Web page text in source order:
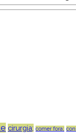
cirurgia; comer fora;